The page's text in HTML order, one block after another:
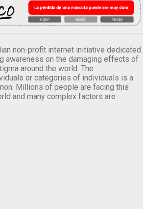
non-profit internet initiative dedicated
awareness on the damaging effects of
around the world. The
or categories of individuals is a
Millions of people are facing this
and many complex factors are